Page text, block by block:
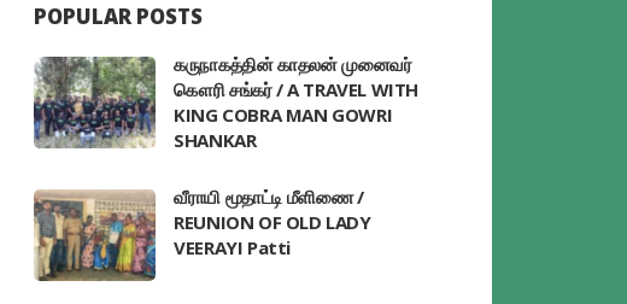
POPULAR POSTS
கருநாகத்தின் காதலன் முனைவர்
கௌரி சங்கர் / A TRAVEL WITH
KING COBRA MAN GOWRI
SHANKAR
வீராயி மூதாட்டி மீளிணை /
REUNION OF OLD LADY
VEERAYI Patti